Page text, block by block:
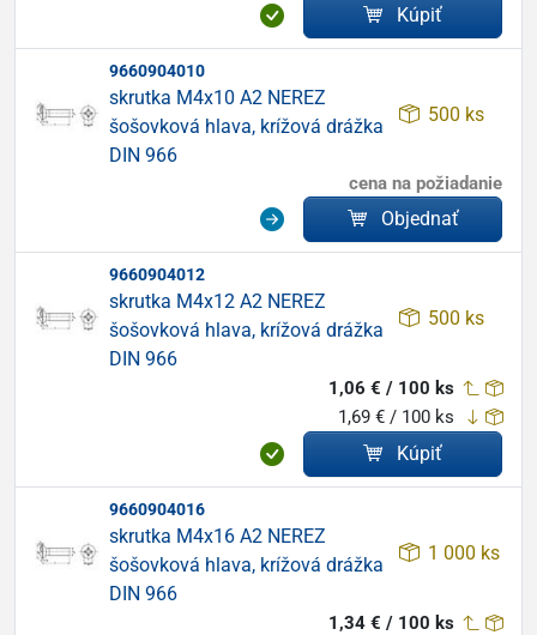
Kúpiť
9660904010
skrutka M4x10 A2 NEREZ
šošovková hlava, krížová drážka
DIN 966
500 ks
cena na požiadanie
Objednať
9660904012
skrutka M4x12 A2 NEREZ
šošovková hlava, krížová drážka
DIN 966
500 ks
1,06 € / 100 ks
1,69 € / 100 ks
Kúpiť
9660904016
skrutka M4x16 A2 NEREZ
šošovková hlava, krížová drážka
DIN 966
1 000 ks
1,34 € / 100 ks